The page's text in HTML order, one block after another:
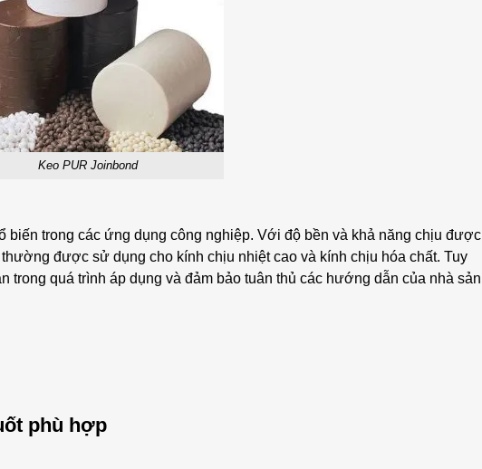
Keo PUR Joinbond
biến trong các ứng dụng công nghiệp. Với độ bền và khả năng chịu được
được sử dụng cho kính chịu nhiệt cao và kính chịu hóa chất. Tuy
trong quá trình áp dụng và đảm bảo tuân thủ các hướng dẫn của nhà sản
phù hợp